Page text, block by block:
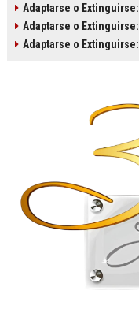
profundo define el
importancia estratégica y
una metodología práctica,
Adaptarse o
Adaptarse o
Adaptarse o